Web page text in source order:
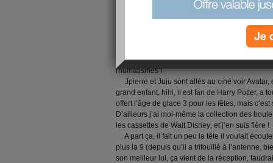
économies, et j’attendrai le retour du mien !
très bon état de façon générale, il faudra laver
, juste à les vérifier, et le stock sera
rangement a empiré l’état de mes mains. Les
bien peiné avec les boissons, ouilleeee, on
rhumatismes !
Jpierre et Juju sont allés au ciné voir Avatar,
grand enfant, hihi, il est fan de Harry Potter, a
offert l’âge de glace 3 pour les fêtes, mais
D’ailleurs j’ai moi-même la collection des
les cassettes de Walt Disney, et j’en suis fière !
A part ça, il fait un peu la tête il voulait
plus la 9 (depuis qu’il a trifouillé à l’antenne,
son meilleur lui, ça vient de la réception,
Je